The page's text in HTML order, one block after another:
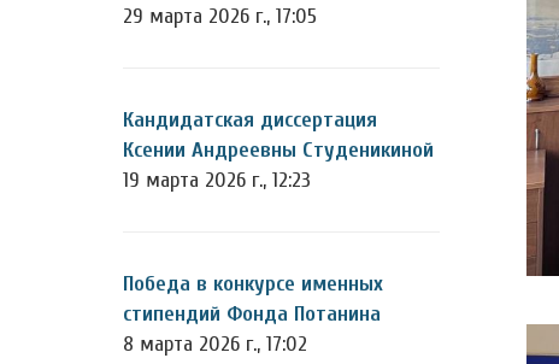
29 марта 2026 г., 17:05
Кандидатская диссертация
Ксении Андреевны Студеникиной
19 марта 2026 г., 12:23
Победа в конкурсе именных
стипендий Фонда Потанина
8 марта 2026 г., 17:02